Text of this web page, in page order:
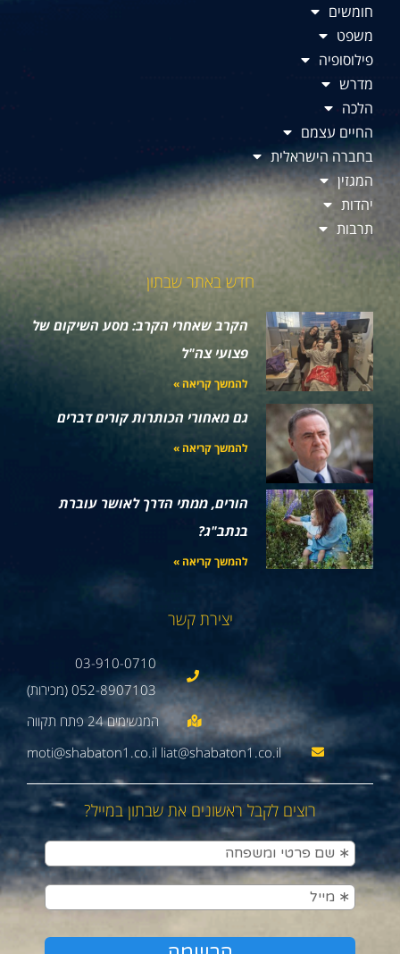
חומשים
משפט
פילוסופיה
מדרש
הלכה
החיים עצמם
בחברה הישראלית
המגזין
יהדות
תרבות
חדש באתר שבתון
הקרב שאחרי הקרב: מסע השיקום של
פצועי צה"ל
להמשך קריאה »
גם מאחורי הכותרות קורים דברים
להמשך קריאה »
הורים, ממתי הדרך לאושר עוברת
בנתב"ג?
להמשך קריאה »
יצירת קשר
03-910-0710
052-8907103 (מכירות)
moti@shabaton1.co.il liat@shabaton1.co.il
רוצים לקבל ראשונים את שבתון במייל?